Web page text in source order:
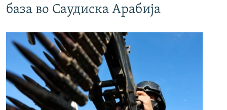
база во Саудиска Арабија